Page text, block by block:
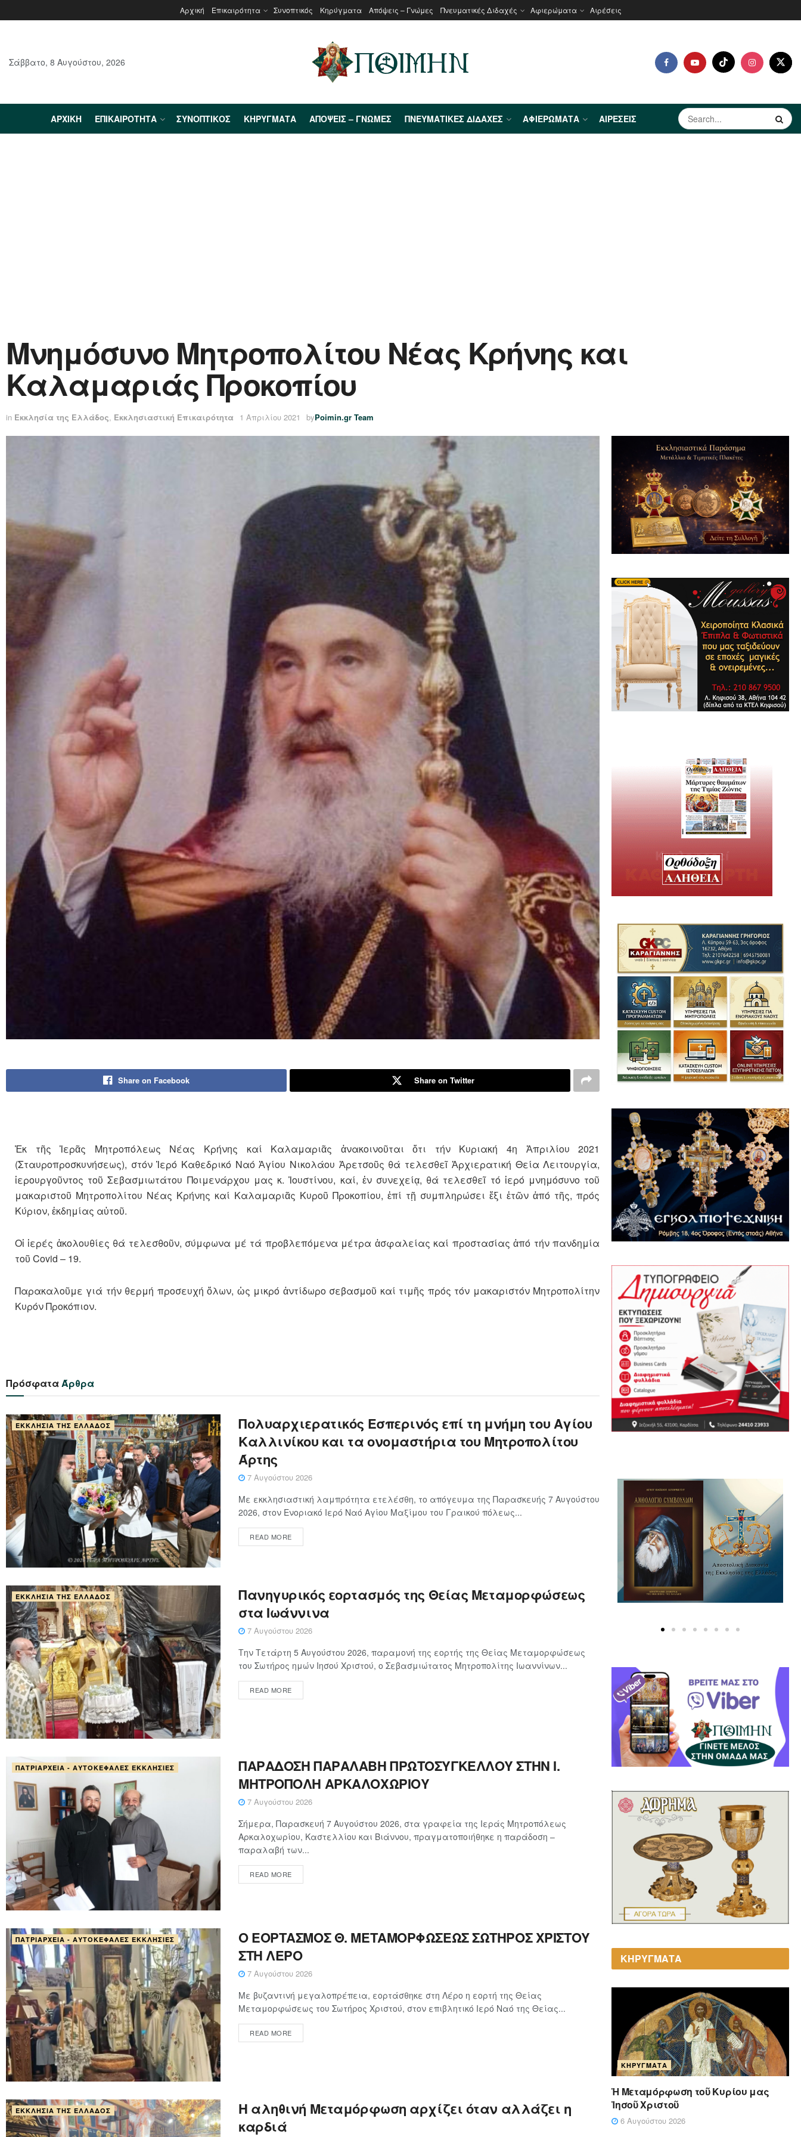
Αρχική Επικαιρότητα Συνοπτικός Κηρύγματα Απόψεις – Γνώμες Πνευματικές Διδαχές Αφιερώματα Αιρέσεις
Σάββατο, 8 Αυγούστου, 2026
ΑΡΧΙΚΉ ΕΠΙΚΑΙΡΌΤΗΤΑ ΣΥΝΟΠΤΙΚΌΣ ΚΗΡΎΓΜΑΤΑ ΑΠΌΨΕΙΣ – ΓΝΏΜΕΣ ΠΝΕΥΜΑΤΙΚΈΣ ΔΙΔΑΧΈΣ ΑΦΙΕΡΏΜΑΤΑ ΑΙΡΈΣΕΙΣ
Μνημόσυνο Μητροπολίτου Νέας Κρήνης και
Καλαμαριάς Προκοπίου
in Εκκλησία της Ελλάδος, Εκκλησιαστική Επικαιρότητα 1 Απριλίου 2021 byPoimin.gr Team
Share on Facebook Share on Twitter
Ἐκ τῆς Ἱερᾶς Μητροπόλεως Νέας Κρήνης καί Καλαμαριᾶς ἀνακοινοῦται ὅτι τήν Κυριακή 4η Ἀπριλίου 2021
(Σταυροπροσκυνήσεως), στόν Ἱερό Καθεδρικό Ναό Ἁγίου Νικολάου Ἀρετσοῦς θά τελεσθεῖ Ἀρχιερατική Θεία Λειτουργία,
ἱερουργοῦντος τοῦ Σεβασμιωτάτου Ποιμενάρχου μας κ. Ἰουστίνου, καί, ἐν συνεχείᾳ, θά τελεσθεῖ τό ἱερό μνημόσυνο τοῦ
μακαριστοῦ Μητροπολίτου Νέας Κρήνης καί Καλαμαριᾶς Κυροῦ Προκοπίου, ἐπί τῇ συμπληρώσει ἕξι ἐτῶν ἀπό τῆς, πρός
Κύριον, ἐκδημίας αὐτοῦ.
Οἱ ἱερές ἀκολουθίες θά τελεσθοῦν, σύμφωνα μέ τά προβλεπόμενα μέτρα ἀσφαλείας καί προστασίας ἀπό τήν πανδημία
τοῦ Covid – 19.
Παρακαλοῦμε γιά τήν θερμή προσευχή ὅλων, ὡς μικρό ἀντίδωρο σεβασμοῦ καί τιμῆς πρός τόν μακαριστόν Μητροπολίτην
Κυρόν Προκόπιον.
ΠρόσφαταΆρθρα
ΕΚΚΛΗΣΊΑ ΤΗΣ ΕΛΛΆΔΟΣ
Πολυαρχιερατικός Εσπερινός επί τη μνήμη του Αγίου
Καλλινίκου και τα ονομαστήρια του Μητροπολίτου
Άρτης
7 Αυγούστου 2026
Με εκκλησιαστική λαμπρότητα ετελέσθη, το απόγευμα της Παρασκευής 7 Αυγούστου
2026, στον Ενοριακό Ιερό Ναό Αγίου Μαξίμου του Γραικού πόλεως...
READ MORE
ΕΚΚΛΗΣΊΑ ΤΗΣ ΕΛΛΆΔΟΣ
Πανηγυρικός εορτασμός της Θείας Μεταμορφώσεως
στα Ιωάννινα
7 Αυγούστου 2026
Την Τετάρτη 5 Αυγούστου 2026, παραμονή της εορτής της Θείας Μεταμορφώσεως
του Σωτήρος ημών Ιησού Χριστού, ο Σεβασμιώτατος Μητροπολίτης Ιωαννίνων...
READ MORE
ΠΑΤΡΙΑΡΧΕΊΑ - ΑΥΤΟΚΈΦΑΛΕΣ ΕΚΚΛΗΣΊΕΣ
ΠΑΡΑΔΟΣΗ ΠΑΡΑΛΑΒΗ ΠΡΩΤΟΣΥΓΚΕΛΛΟΥ ΣΤΗΝ Ι.
ΜΗΤΡΟΠΟΛΗ ΑΡΚΑΛΟΧΩΡΙΟΥ
7 Αυγούστου 2026
Σήμερα, Παρασκευή 7 Αυγούστου 2026, στα γραφεία της Ιεράς Μητροπόλεως
Αρκαλοχωρίου, Καστελλίου και Βιάννου, πραγματοποιήθηκε η παράδοση –
παραλαβή των...
READ MORE
ΠΑΤΡΙΑΡΧΕΊΑ - ΑΥΤΟΚΈΦΑΛΕΣ ΕΚΚΛΗΣΊΕΣ
Ο ΕΟΡΤΑΣΜΟΣ Θ. ΜΕΤΑΜΟΡΦΩΣΕΩΣ ΣΩΤΗΡΟΣ ΧΡΙΣΤΟΥ
ΣΤΗ ΛΕΡΟ
7 Αυγούστου 2026
Με βυζαντινή μεγαλοπρέπεια, εορτάσθηκε στη Λέρο η εορτή της Θείας
Μεταμορφώσεως του Σωτήρος Χριστού, στον επιβλητικό Ιερό Ναό της Θείας...
READ MORE
ΕΚΚΛΗΣΊΑ ΤΗΣ ΕΛΛΆΔΟΣ
Η αληθινή Μεταμόρφωση αρχίζει όταν αλλάζει η
καρδιά
ΚΗΡΥΓΜΑΤΑ
ΚΗΡΎΓΜΑΤΑ
Ἡ Μεταμόρφωση τοῦ Κυρίου μας
Ἰησοῦ Χριστοῦ
6 Αυγούστου 2026